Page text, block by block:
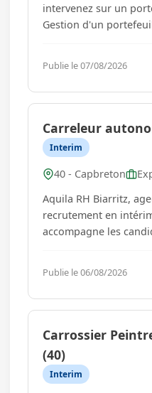
intervenez sur un
Gestion d'un
(progressivement
Publie le 07/08/2026
Carreleur
Interim
40 - Capbreton
Aquila RH Biarritz,
recrutement en
accompagne les
des Travaux Publics,
logistique et du
une relation de
Publie le 06/08/2026
Carrossier
(40)
Interim